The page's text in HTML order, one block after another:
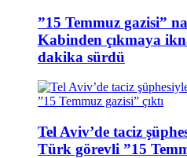
”15 Temmuz gazisi”
Kabinden çıkmaya
dakika sürdü
Tel Aviv’de taciz
Türk görevli ”15